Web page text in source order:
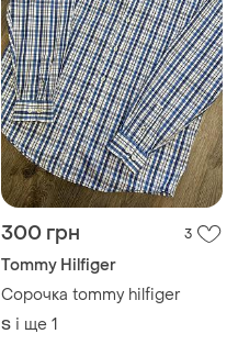
300 грн 3
Tommy Hilfiger
Сорочка tommy hilfiger
S і ще 1